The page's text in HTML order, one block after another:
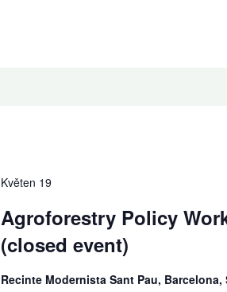
Květen 19
Agroforestry Policy
(closed event)
Recinte Modernista Sant Pau, Barcelona,